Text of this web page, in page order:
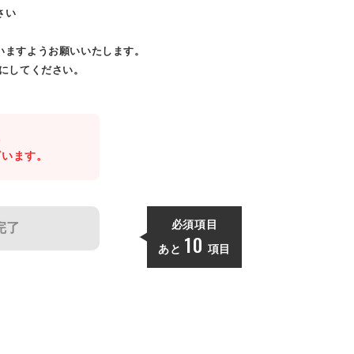
い
すようお願いいたします。
してください。
ます。
了 必須項目
あと 10 項目